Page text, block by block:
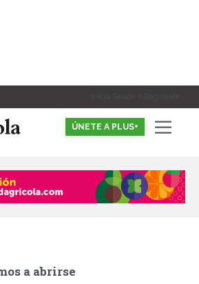
Inicia Sesión o Registrate
ÚNETE A PLUS+
a abrirse